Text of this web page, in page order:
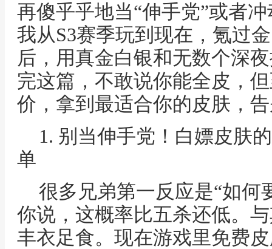
再傻乎乎地当“伸手党”或者
我从S3赛季玩到现在，氪过
后，用真金白银和无数个深
完这篇，不敢说你能全皮，
价，拿到最适合你的皮肤，
1. 别当伸手党！白嫖皮肤
单
很多兄弟第一反应是“如何
你说，这概率比五杀还低。
丰衣足食。现在游戏里免费